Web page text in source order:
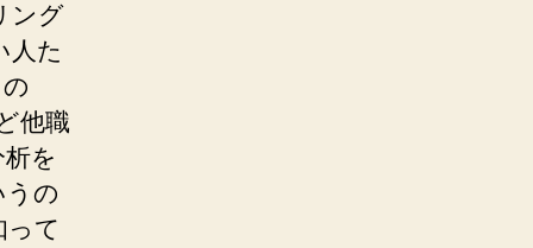
ング
人た
他職
を
うの
って